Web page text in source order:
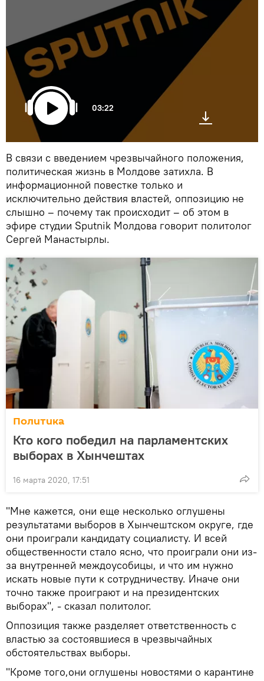
03:22
В связи с введением чрезвычайного положения,
политическая жизнь в Молдове затихла. В
информационной повестке только и
исключительно действия властей, оппозицию не
слышно – почему так происходит – об этом в
эфире студии Sputnik Молдова говорит политолог
Сергей Манастырлы.
Политика
Кто кого победил на парламентских
выборах в Хынчештах
16 марта 2020, 17:51
"Мне кажется, они еще несколько оглушены
результатами выборов в Хынчештском округе, где
они проиграли кандидату социалисту. И всей
общественности стало ясно, что проиграли они из-
за внутренней междоусобицы, и что им нужно
искать новые пути к сотрудничеству. Иначе они
точно также проиграют и на президентских
выборах", - сказал политолог.
Оппозиция также разделяет ответственность с
властью за состоявшиеся в чрезвычайных
обстоятельствах выборы.
"Кроме того,они оглушены новостями о карантине